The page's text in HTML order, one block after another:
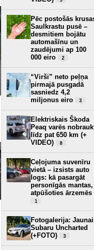
Pēc iebraukšanas upē
velosipēdists
1
Rīgā avarējusi luksusa
automašīna
Pēc postošās
Saulkrastu pusē –
desmitiem bojātu
automašīnu un
zaudējumi ap 100
000 eiro
2
“Virši” neto peļņa
pirmajā pusgadā
sasniedz 4,2
miljonus eiro
3
Elektriskais Škoda
Peaq varēs
līdz pat 650 km (+
VIDEO)
8
Ceļojuma suvenīru
vietā – izsists auto
logs: kā pasargāt
personīgās mantas,
atpūšoties ārzemēs
1
Fotogalerija:
Subaru Uncharted
(+FOTO)
3